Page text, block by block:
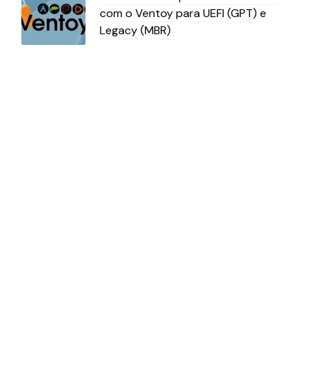
com o Ventoy para UEFI (GPT) e
Legacy (MBR)